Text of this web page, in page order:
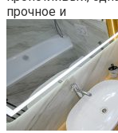
прочное и